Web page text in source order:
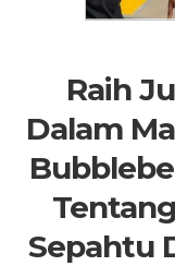
Raih
Dalam
Sepahtu